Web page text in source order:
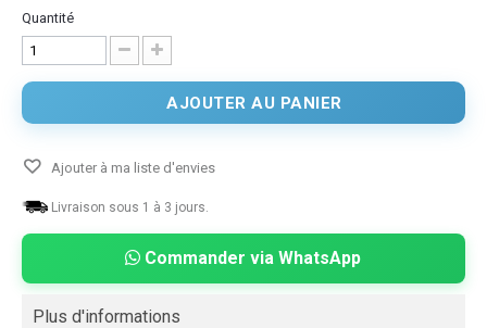
Quantité
AJOUTER AU PANIER
Ajouter à ma liste d'envies
Livraison sous 1 à 3 jours.
Commander via WhatsApp
Plus d'informations